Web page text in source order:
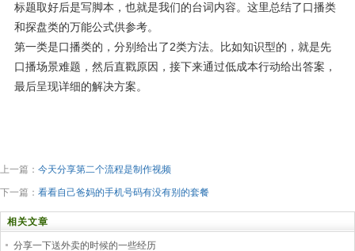
标题取好后是写脚本，也就是我们的台词内容。这里总结了口播类
和探盘类的万能公式供参考。
第一类是口播类的，分别给出了2类方法。比如知识型的，就是先
口播场景难题，然后直戳原因，接下来通过低成本行动给出答案，
最后呈现详细的解决方案。
上一篇： 今天分享第二个流程是制作视频
下一篇： 看看自己爸妈的手机号码有没有别的套餐
相关文章
分享一下送外卖的时候的一些经历